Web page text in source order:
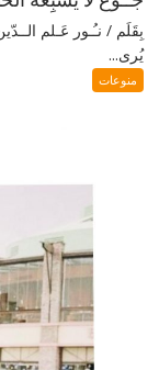
بِقَلَم / نـُـور عَـلم
يُرى...
منوعات